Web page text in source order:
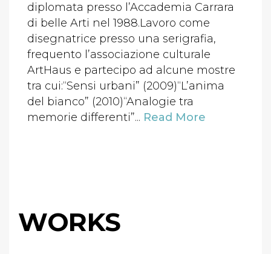
diplomata presso l’Accademia Carrara
di belle Arti nel 1988.Lavoro come
disegnatrice presso una serigrafia,
frequento l’associazione culturale
ArtHaus e partecipo ad alcune mostre
tra cui:“Sensi urbani” (2009)“L’anima
del bianco” (2010)“Analogie tra
memorie differenti”... Read More
WORKS